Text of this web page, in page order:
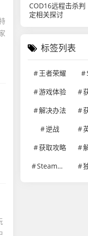
COD16远程击杀判
定相关探讨
标签列表
王者荣耀
游戏体验
解决办法
逆战
获取攻略
Steam游戏